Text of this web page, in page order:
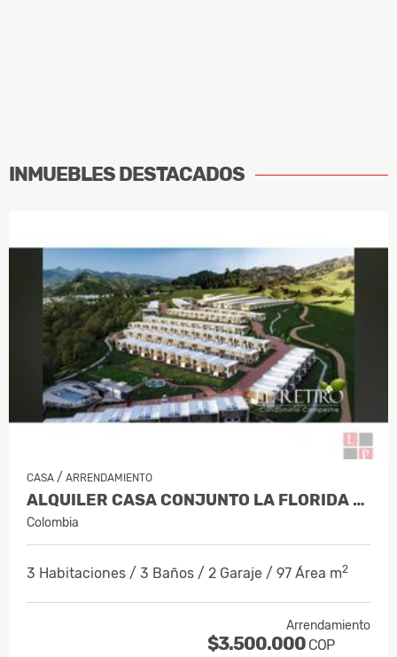
INMUEBLESDESTACADOS
CASA / ARRENDAMIENTO
ALQUILER CASA CONJUNTO LA FLORIDA VILL…
Colombia
3 Habitaciones / 3 Baños / 2 Garaje / 97 Área m2
Arrendamiento
$3.500.000 COP